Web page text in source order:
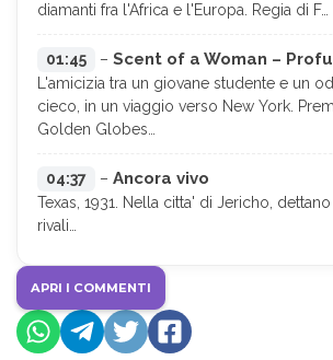
diamanti fra l'Africa e l'Europa. Regia di F…
01:45 – Scent of a Woman –
L'amicizia tra un giovane studente e un
cieco, in un viaggio verso New York.
Golden Globes…
04:37 – Ancora vivo
Texas, 1931. Nella citta' di Jericho,
rivali…
APRI I COMMENTI